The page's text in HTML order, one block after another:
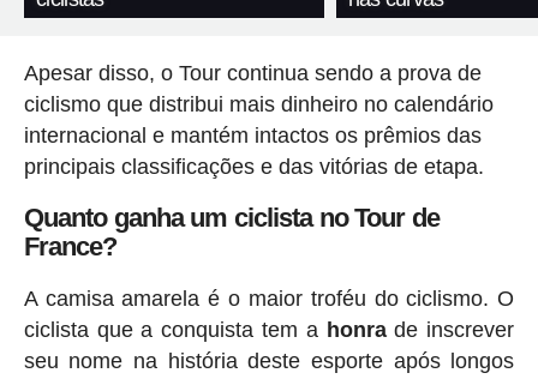
Apesar disso, o Tour continua sendo a prova de
ciclismo que distribui mais dinheiro no calendário
internacional e mantém intactos os prêmios das
principais classificações e das vitórias de etapa.
Quanto ganha um ciclista no Tour de
France?
A camisa amarela é o maior troféu do ciclismo. O
ciclista que a conquista tem a honrade inscrever
seu nome na história deste esporte após longos